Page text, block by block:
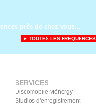
près de chez vous...
► TOUTES LES FREQUENCES
SERVICES
Discomobile Ménergy
Studios d'enregistrement